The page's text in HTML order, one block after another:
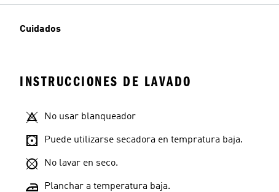
Cuidados
INSTRUCCIONES DE LAVADO
No usar blanqueador
Puede utilizarse secadora en tempratura baja.
No lavar en seco.
Planchar a temperatura baja.